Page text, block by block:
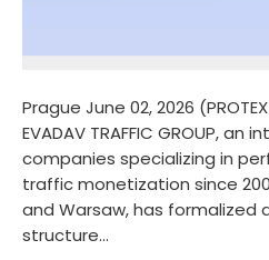
Prague June 02, 2026
EVADAV TRAFFIC GROUP,
companies specializing in
traffic monetization since
and Warsaw, has formalized
structure...